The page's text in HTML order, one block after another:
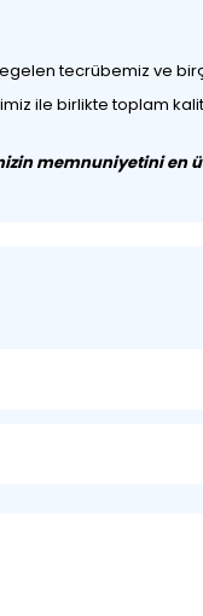
tecrübemiz ve
ile birlikte toplam
memnuniyetini en